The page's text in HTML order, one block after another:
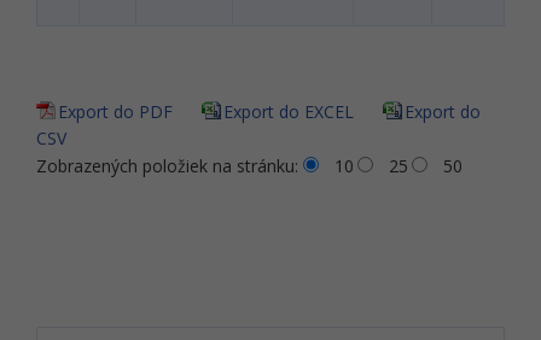
Export do PDF Export do EXCEL
Export do
CSV
Zobrazených položiek na stránku:
10 25 50